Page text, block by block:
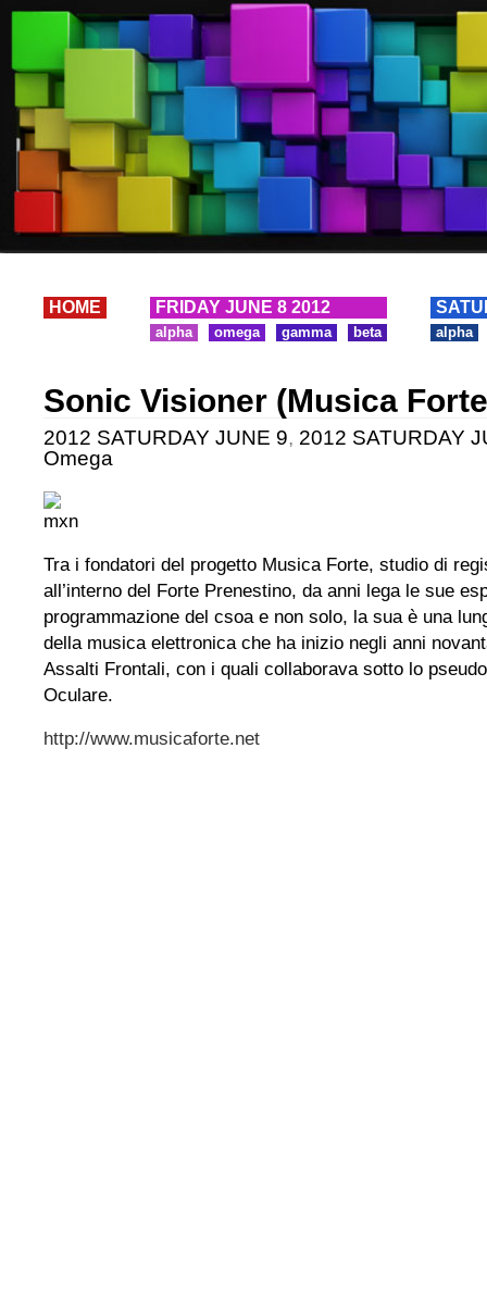
HOME FRIDAY JUNE 8 2012
alpha omega gamma beta alpha
Sonic Visioner (Musica
2012 SATURDAY JUNE 9, 2012 SATURDAY
Omega
Tra i fondatori del progetto Musica Forte, studio di
all’interno del Forte Prenestino, da anni lega le sue
programmazione del csoa e non solo, la sua è una
della musica elettronica che ha inizio negli anni
Assalti Frontali, con i quali collaborava sotto lo
Oculare.
http://www.musicaforte.net